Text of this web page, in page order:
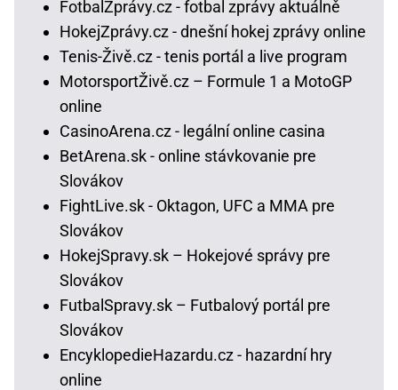
FotbalZprávy.cz - fotbal zprávy aktuálně
HokejZprávy.cz - dnešní hokej zprávy online
Tenis-Živě.cz - tenis portál a live program
MotorsportŽivě.cz – Formule 1 a MotoGP
online
CasinoArena.cz - legální online casina
BetArena.sk - online stávkovanie pre
Slovákov
FightLive.sk - Oktagon, UFC a MMA pre
Slovákov
HokejSpravy.sk – Hokejové správy pre
Slovákov
FutbalSpravy.sk – Futbalový portál pre
Slovákov
EncyklopedieHazardu.cz - hazardní hry
online